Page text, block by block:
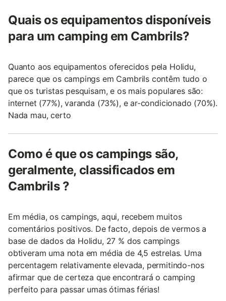
Quais os equipamentos disponíveis
para um camping em Cambrils?
Quanto aos equipamentos oferecidos pela Holidu,
parece que os campings em Cambrils contêm tudo o
que os turistas pesquisam, e os mais populares são:
internet (77%), varanda (73%), e ar-condicionado (70%).
Nada mau, certo
Como é que os campings são,
geralmente, classificados em
Cambrils ?
Em média, os campings, aqui, recebem muitos
comentários positivos. De facto, depois de vermos a
base de dados da Holidu, 27 % dos campings
obtiveram uma nota em média de 4,5 estrelas. Uma
percentagem relativamente elevada, permitindo-nos
afirmar que de certeza que encontrará o camping
perfeito para passar umas ótimas férias!